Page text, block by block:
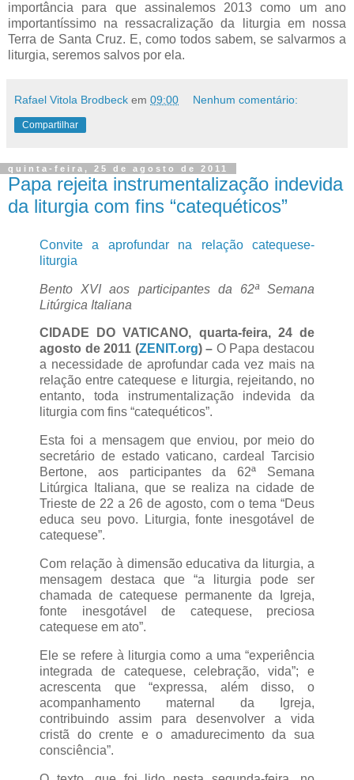
importância para que assinalemos 2013 como um ano
importantíssimo na ressacralização da liturgia em nossa
Terra de Santa Cruz. E, como todos sabem, se salvarmos a
liturgia, seremos salvos por ela.
Rafael Vitola Brodbeck em 09:00 Nenhum comentário:
Compartilhar
quinta-feira, 25 de agosto de 2011
Papa rejeita instrumentalização indevida
da liturgia com fins “catequéticos”
Convite a aprofundar na relação catequese-
liturgia
Bento XVI aos participantes da 62ª Semana
Litúrgica Italiana
CIDADE DO VATICANO, quarta-feira, 24 de
agosto de 2011 (ZENIT.org) – O Papa destacou
a necessidade de aprofundar cada vez mais na
relação entre catequese e liturgia, rejeitando, no
entanto, toda instrumentalização indevida da
liturgia com fins “catequéticos”.
Esta foi a mensagem que enviou, por meio do
secretário de estado vaticano, cardeal Tarcisio
Bertone, aos participantes da 62ª Semana
Litúrgica Italiana, que se realiza na cidade de
Trieste de 22 a 26 de agosto, com o tema “Deus
educa seu povo. Liturgia, fonte inesgotável de
catequese”.
Com relação à dimensão educativa da liturgia, a
mensagem destaca que “a liturgia pode ser
chamada de catequese permanente da Igreja,
fonte inesgotável de catequese, preciosa
catequese em ato”.
Ele se refere à liturgia como a uma “experiência
integrada de catequese, celebração, vida”; e
acrescenta que “expressa, além disso, o
acompanhamento maternal da Igreja,
contribuindo assim para desenvolver a vida
cristã do crente e o amadurecimento da sua
consciência”.